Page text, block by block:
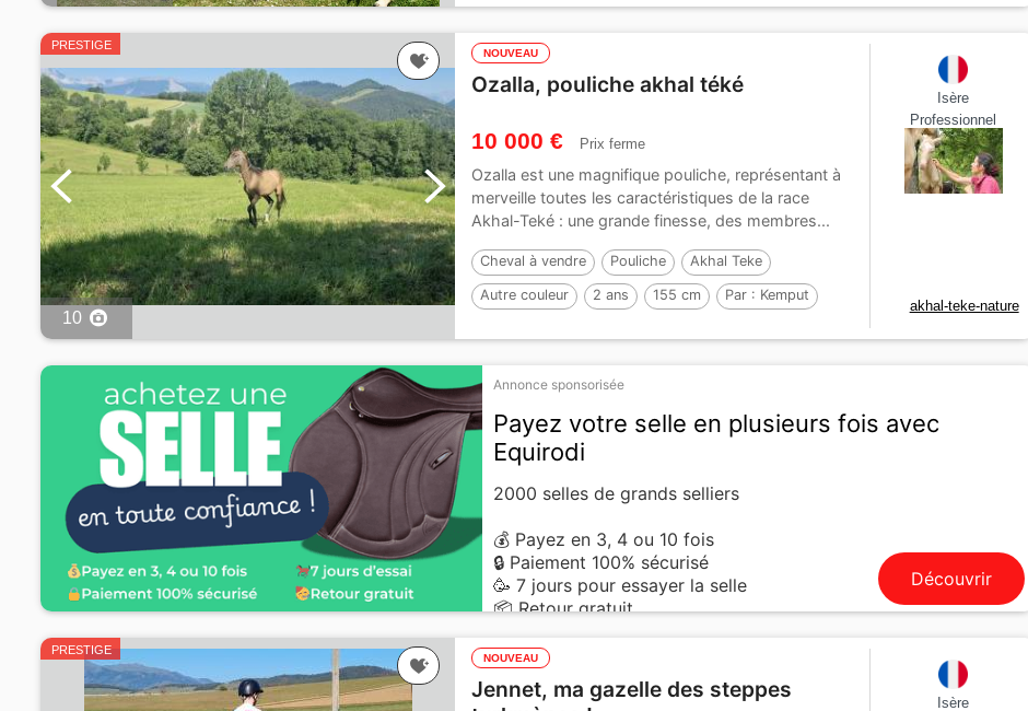
PRESTIGE
10
NOUVEAU
Ozalla, pouliche akhal téké
10 000 € Prix ferme
Ozalla est une magnifique pouliche, représentant à
merveille toutes les caractéristiques de la race
Akhal-Teké : une grande finesse, des membres...
Cheval à vendre Pouliche Akhal Teke
Autre couleur 2 ans 155 cm Par : Kemput
Isère
Professionnel
akhal-teke-nature
Annonce sponsorisée
Payez votre selle en plusieurs fois avec
Equirodi
2000 selles de grands selliers
💰 Payez en 3, 4 ou 10 fois
🔒 Paiement 100% sécurisé
🥳 7 jours pour essayer la selle
📦 Retour gratuit
Découvrir
PRESTIGE
NOUVEAU
Jennet, ma gazelle des steppes
Isère